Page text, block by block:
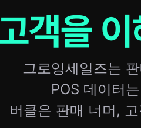
객을
그로잉세일즈는
POS 데이터
버클은 판매 너머,